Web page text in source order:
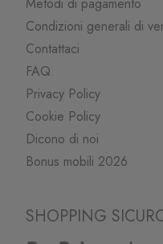
Condizioni generali di
Contattaci
FAQ
Privacy Policy
Cookie Policy
Dicono di noi
Bonus mobili 2026
SHOPPING